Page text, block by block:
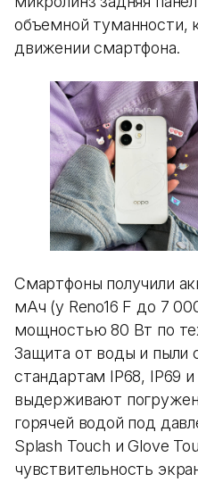
объемной туманности,
движении смартфона.
Смартфоны получили
мАч (у Reno16 F до 7
мощностью 80 Вт по
Защита от воды и пыли
стандартам IP68, IP69
выдерживают
горячей водой под
Splash Touch и Glove
чувствительность